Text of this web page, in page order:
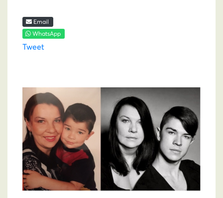
Email
WhatsApp
Tweet